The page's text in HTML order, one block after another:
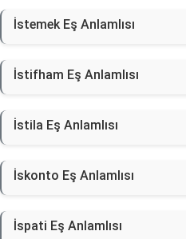
İstemek Eş Anlamlısı
İstifham Eş Anlamlısı
İstila Eş Anlamlısı
İskonto Eş Anlamlısı
İspati Eş Anlamlısı